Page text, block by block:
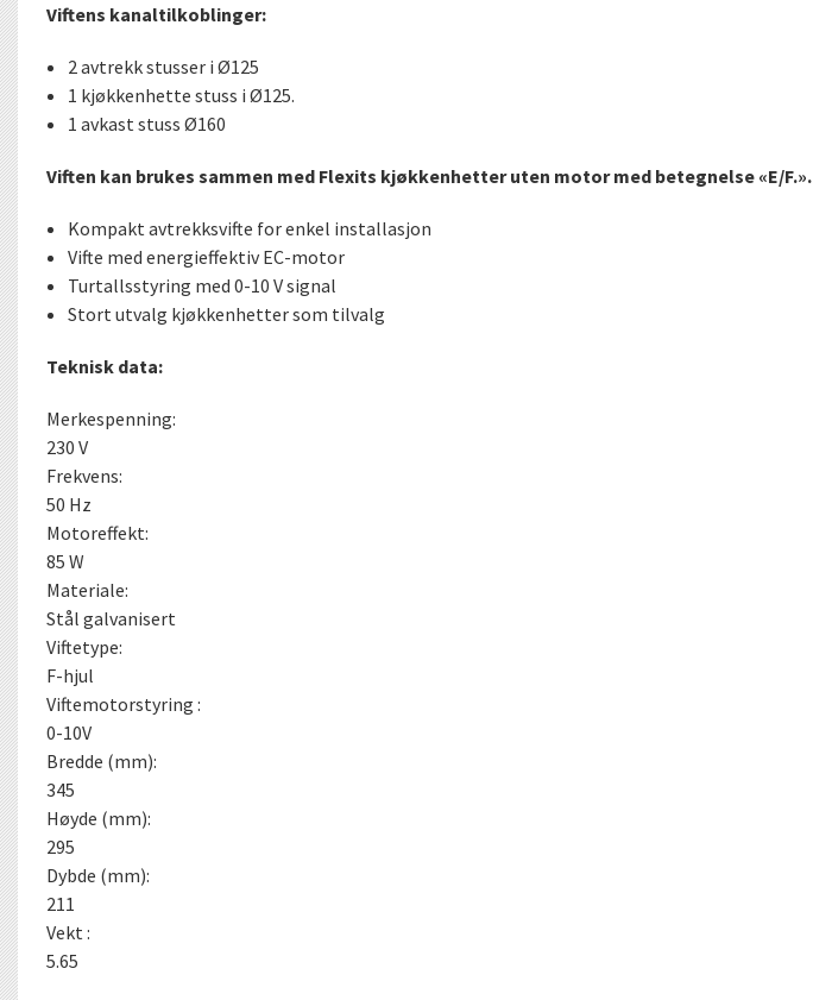
Viftens kanaltilkoblinger:
2 avtrekk stusser i Ø125
1 kjøkkenhette stuss i Ø125.
1 avkast stuss Ø160
Viften kan brukes sammen med Flexits kjøkkenhetter uten motor med betegnelse «E/F.».
Kompakt avtrekksvifte for enkel installasjon
Vifte med energieffektiv EC-motor
Turtallsstyring med 0-10 V signal
Stort utvalg kjøkkenhetter som tilvalg
Teknisk data:
Merkespenning:
230 V
Frekvens:
50 Hz
Motoreffekt:
85 W
Materiale:
Stål galvanisert
Viftetype:
F-hjul
Viftemotorstyring :
0-10V
Bredde (mm):
345
Høyde (mm):
295
Dybde (mm):
211
Vekt :
5.65